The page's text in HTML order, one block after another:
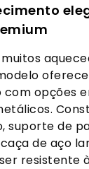
com opções
suporte de
de aço
resistente